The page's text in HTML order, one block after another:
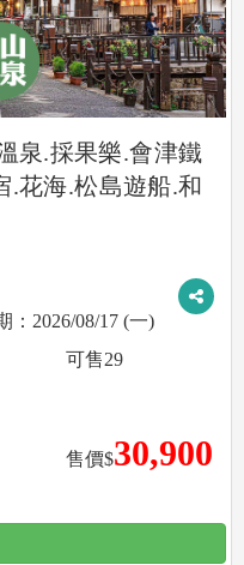
泉.採果樂.會津鐵
.花海.松島遊船.和
2026/08/17 (一)
售價$30,900
可售29